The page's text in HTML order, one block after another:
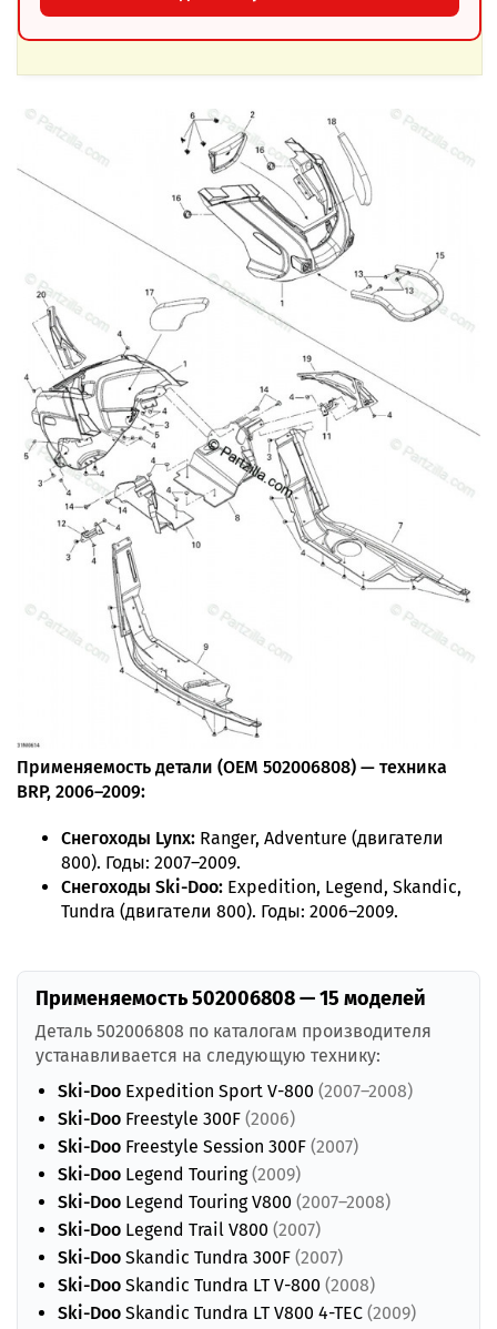
Применяемость детали (OEM 502006808) — техника
BRP, 2006–2009:
Снегоходы Lynx: Ranger, Adventure (двигатели
800). Годы: 2007–2009.
Снегоходы Ski-Doo: Expedition, Legend, Skandic,
Tundra (двигатели 800). Годы: 2006–2009.
Применяемость 502006808 — 15 моделей
Деталь 502006808 по каталогам производителя
устанавливается на следующую технику:
Ski-Doo Expedition Sport V-800 (2007–2008)
Ski-Doo Freestyle 300F (2006)
Ski-Doo Freestyle Session 300F (2007)
Ski-Doo Legend Touring(2009)
Ski-Doo Legend Touring V800 (2007–2008)
Ski-Doo Legend Trail V800 (2007)
Ski-Doo Skandic Tundra 300F (2007)
Ski-Doo Skandic Tundra LT V-800 (2008)
Ski-Doo Skandic Tundra LT V800 4-TEC (2009)